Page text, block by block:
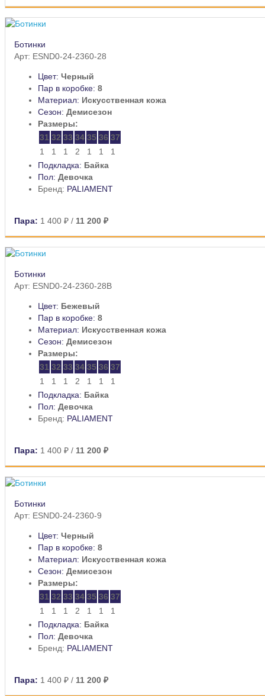
Ботинки
Арт: ESND0-24-2360-28
Цвет: Черный
Пар в коробке: 8
Материал: Искусственная кожа
Сезон: Демисезон
Размеры:
31 32 33 34 35 36 37
1
1 1 2 1 1
1
Подкладка: Байка
Пол: Девочка
Бренд: PALIAMENT
Пара: 1 400 ₽ / 11 200 ₽
Ботинки
Арт: ESND0-24-2360-28B
Цвет: Бежевый
Пар в коробке: 8
Материал: Искусственная кожа
Сезон: Демисезон
Размеры:
31 32 33 34 35 36 37
1
1 1 2 1 1
1
Подкладка: Байка
Пол: Девочка
Бренд: PALIAMENT
Пара: 1 400 ₽ / 11 200 ₽
Ботинки
Арт: ESND0-24-2360-9
Цвет: Черный
Пар в коробке: 8
Материал: Искусственная кожа
Сезон: Демисезон
Размеры:
31 32 33 34 35 36 37
1
1 1 2 1 1
1
Подкладка: Байка
Пол: Девочка
Бренд: PALIAMENT
Пара: 1 400 ₽ / 11 200 ₽